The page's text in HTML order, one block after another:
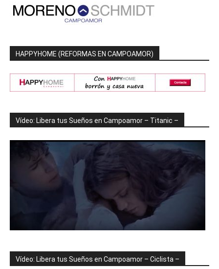
HAPPYHOME (REFORMAS EN CAMPOAMOR)
Vídeo: Libera tus Sueños en Campoamor – Titanic –
Vídeo: Libera tus Sueños en Campoamor – Ciclista –